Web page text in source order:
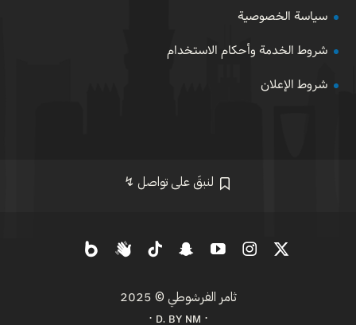
سياسة الخصوصية
شروط الخدمة وأحكام الاستخدام
شروط الإعلان
لنبقَ على تواصل ↯
ثامر الفرشوطي © 2025
⋅ ᴅ. ʙʏ ɴᴍ ⋅